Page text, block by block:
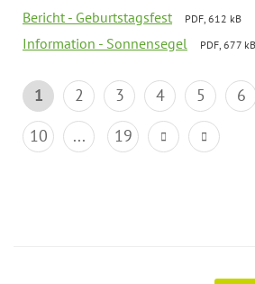
Bericht - Geburtstagsfest PDF, 612 kB
Information - Sonnensegel PDF, 677 kB
1 2 3 4 5 6
10
... 19